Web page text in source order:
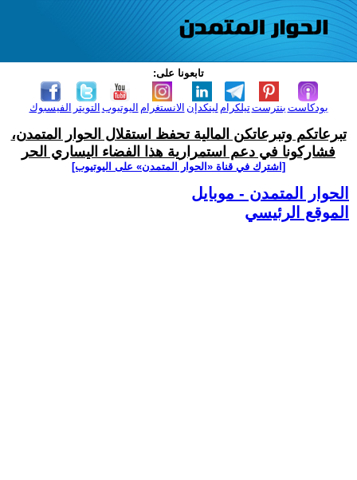
تابعونا على:
الفيسبوك التويتر اليوتيوب الانستغرام لينكدإن تيلكرامبنترست بودكاست
تبرعاتكم وتبرعاتكن المالية تحفظ استقلال الحوار المتمدن،
فشاركونا في دعم استمرارية هذا الفضاء اليساري الحر
[اشترك في قناة ‫«الحوار المتمدن» على اليوتيوب]
الحوار المتمدن - موبايل
الموقع الرئيسي